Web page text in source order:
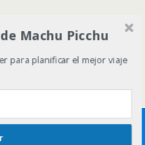
Escritorio
Machu Picchu
para planificar el mejor viaje